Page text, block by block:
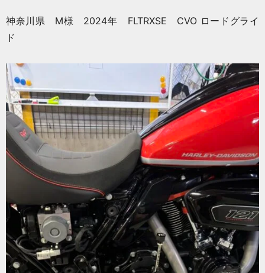
神奈川県 M様 2024年 FLTRXSE CVO ロードグライ
ド